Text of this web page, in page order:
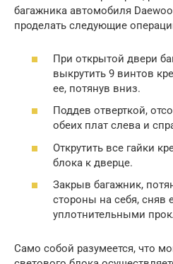
багажника автомобиля
проделать следующие
При открытой двери
выкрутить 9 винтов
ее, потянув вниз.
Поддев отверткой,
обеих плат слева и
Открутить все гайки
блока к дверце.
Закрыв багажник,
стороны на себя, сняв
уплотнительными
Само собой разумеется, что